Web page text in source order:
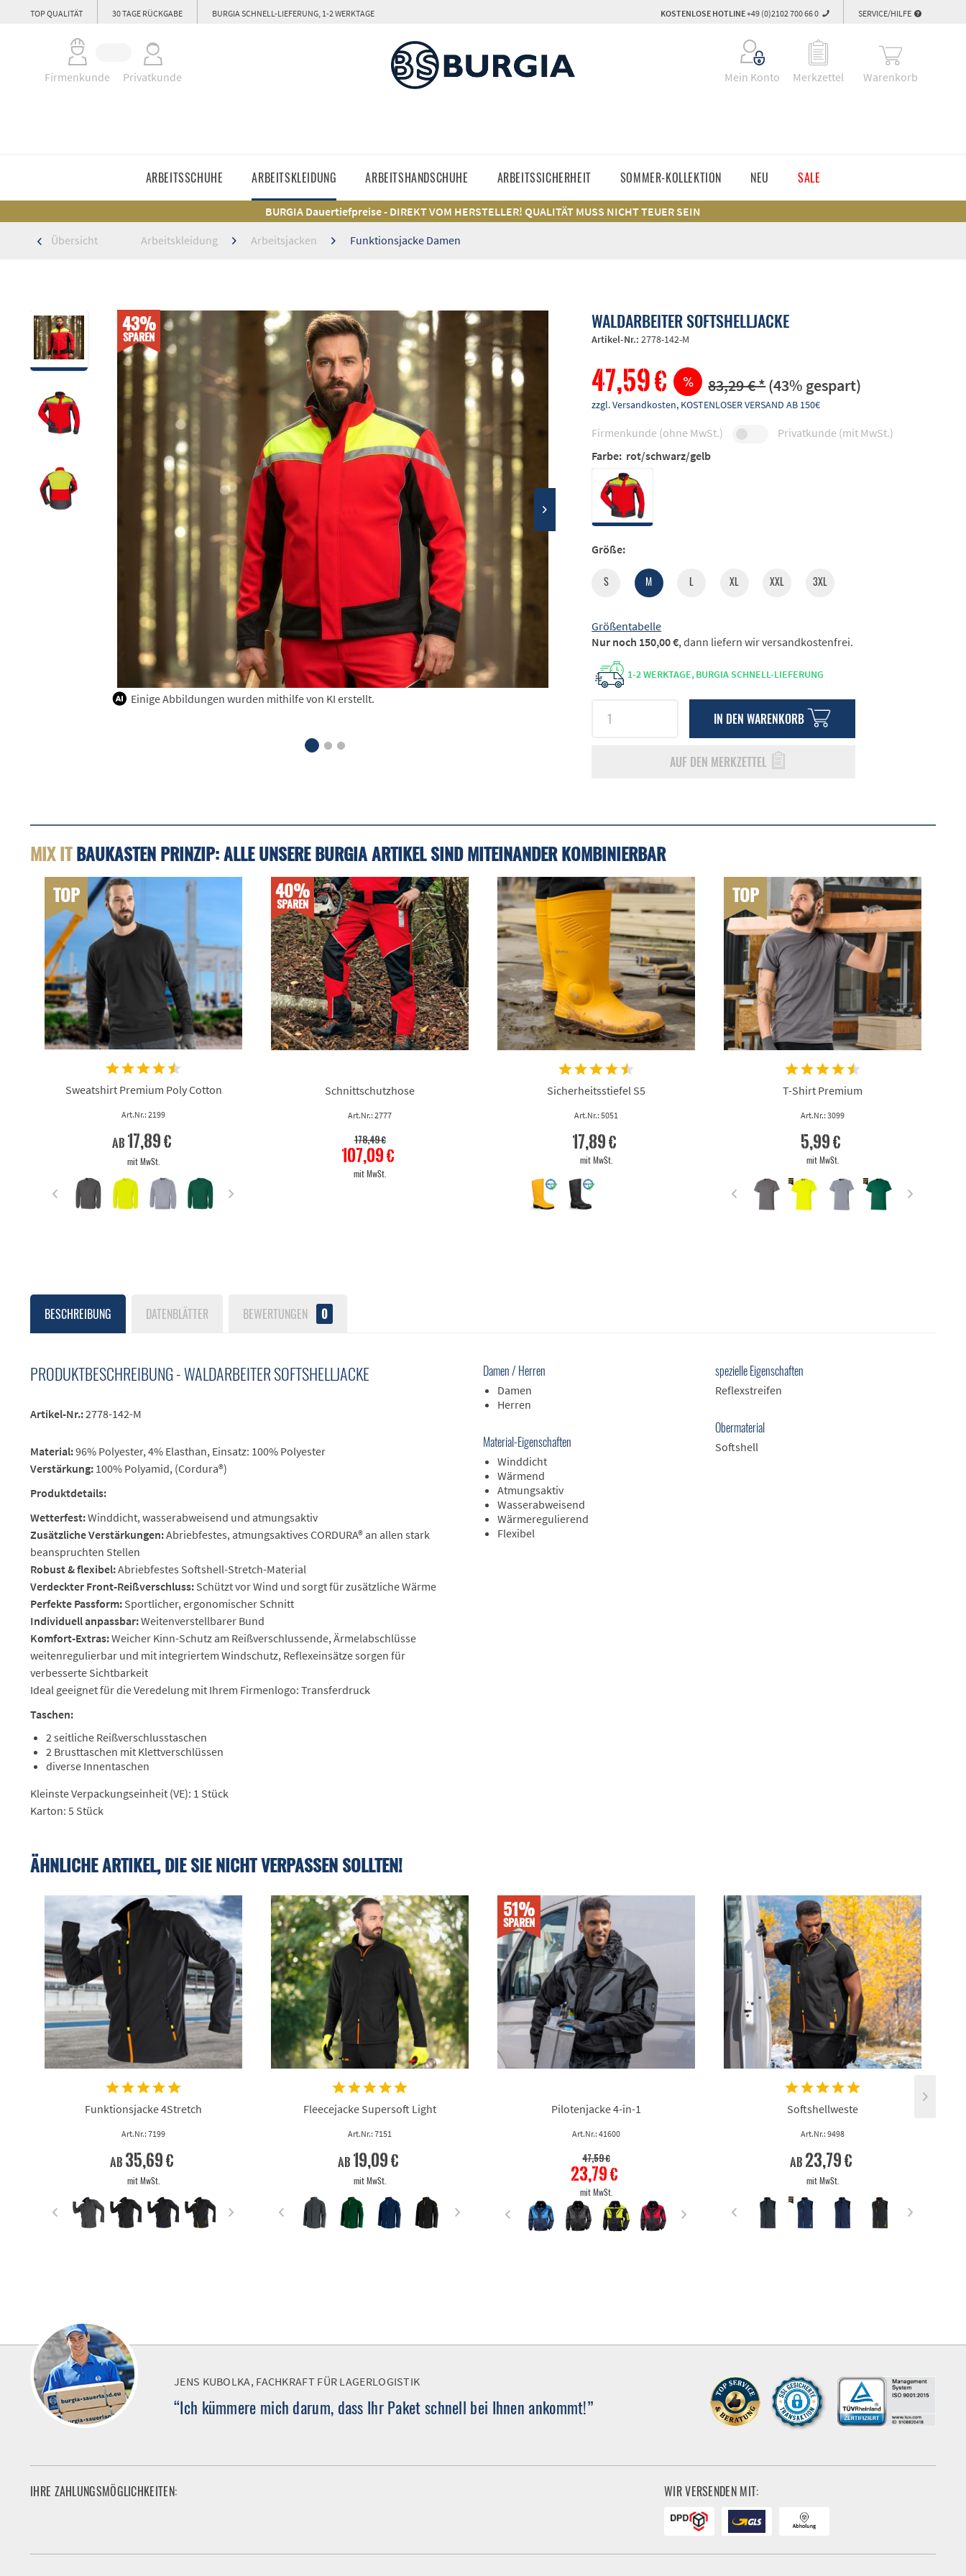
TOP QUALITÄT 30 TAGE RÜCKGABE BURGIA SCHNELL-LIEFERUNG, 1-2 WERKTAGE SERVICE/HILFE
KOSTENLOSE HOTLINE+49 (0)2102 700 66 0
Firmenkunde Privatkunde Mein Konto Merkzettel Warenkorb
ARBEITSSCHUHE ARBEITSKLEIDUNG ARBEITSHANDSCHUHE ARBEITSSICHERHEIT SOMMER-KOLLEKTION NEU SALE
BURGIA Dauertiefpreise - DIREKT VOM HERSTELLER! QUALITÄT MUSS NICHT TEUER SEIN
Übersicht
Arbeitskleidung Arbeitsjacken Funktionsjacke Damen
43%
SPAREN
Einige Abbildungen wurden mithilfe von KI erstellt.
WALDARBEITER SOFTSHELLJACKE
Artikel-Nr.:2778-142-M
47,59 € 83,29 € *(43% gespart)
zzgl. Versandkosten, KOSTENLOSER VERSAND AB 150€
Firmenkunde (ohne MwSt.)
Privatkunde (mit MwSt.)
Farbe: rot/schwarz/gelb
Größe:
S M L XL XXL 3XL
Größentabelle
1-2 WERKTAGE,BURGIA SCHNELL-LIEFERUNG
IN DEN WARENKORB
AUF DEN MERKZETTEL
Nur noch 150,00 €, dann liefern wir versandkostenfrei.
MIX ITBAUKASTEN PRINZIP: ALLE UNSERE BURGIA ARTIKEL SIND MITEINANDER KOMBINIERBAR
TOP
Sweatshirt Premium Poly Cotton
Art.Nr.: 2199
ab 17,89 €
mit MwSt.
40%
SPAREN
Schnittschutzhose
Art.Nr.: 2777
178,49 €
107,09 €
mit MwSt.
Sicherheitsstiefel S5
Art.Nr.: 5051
17,89 €
mit MwSt.
TOP
T-Shirt Premium
Art.Nr.: 3099
5,99 €
mit MwSt.
BESCHREIBUNG DATENBLÄTTER BEWERTUNGEN 0
PRODUKTBESCHREIBUNG - WALDARBEITER SOFTSHELLJACKE
Artikel-Nr.:2778-142-M
Material:96% Polyester, 4% Elasthan, Einsatz: 100% Polyester
Verstärkung: 100% Polyamid, (Cordura®)
Produktdetails:
Wetterfest:Winddicht, wasserabweisend und atmungsaktiv
Zusätzliche Verstärkungen:Abriebfestes, atmungsaktives CORDURA® an allen stark
beanspruchten Stellen
Robust & flexibel:Abriebfestes Softshell-Stretch-Material
Verdeckter Front-Reißverschluss: Schützt vor Wind und sorgt für zusätzliche Wärme
Perfekte Passform: Sportlicher, ergonomischer Schnitt
Individuell anpassbar:Weitenverstellbarer Bund
Komfort-Extras:Weicher Kinn-Schutz am Reißverschlussende, Ärmelabschlüsse
weitenregulierbar und mit integriertem Windschutz, Reflexeinsätze sorgen für
verbesserte Sichtbarkeit
Ideal geeignet für die Veredelung mit Ihrem Firmenlogo: Transferdruck
Taschen:
2 seitliche Reißverschlusstaschen
2 Brusttaschen mit Klettverschlüssen
diverse Innentaschen
Kleinste Verpackungseinheit (VE): 1 Stück
Karton: 5 Stück
Damen / Herren
Damen
Herren
Material-Eigenschaften
Winddicht
Wärmend
Atmungsaktiv
Wasserabweisend
Wärmeregulierend
Flexibel
spezielle Eigenschaften
Reflexstreifen
Obermaterial
Softshell
ÄHNLICHE ARTIKEL, DIE SIE NICHT VERPASSEN SOLLTEN!
Funktionsjacke 4Stretch
Art.Nr.: 7199
ab 35,69 €
mit MwSt.
Fleecejacke Supersoft Light
Art.Nr.: 7151
ab 19,09 €
mit MwSt.
51%
SPAREN
Pilotenjacke 4-in-1
Art.Nr.: 41600
47,59 €
23,79 €
mit MwSt.
Softshellweste
Art.Nr.: 9498
ab 23,79 €
mit MwSt.
JENS KUBOLKA, FACHKRAFT FÜR LAGERLOGISTIK
“Ich kümmere mich darum, dass Ihr Paket schnell bei Ihnen ankommt!”
IHRE ZAHLUNGSMÖGLICHKEITEN: WIR VERSENDEN MIT: